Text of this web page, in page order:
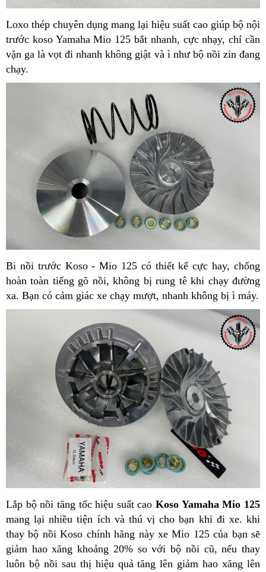
Loxo thép chuyên dụng mang lại hiệu suất cao giúp bộ nội
trước koso Yamaha Mio 125 bắt nhanh, cực nhạy, chỉ cần
vặn ga là vọt đi nhanh không giật và ì như bộ nồi zin đang
chạy.
Bi nồi trước Koso - Mio 125 có thiết kế cực hay, chống
hoàn toàn tiếng gõ nồi, không bị rung tê khi chạy đường
xa. Bạn có cảm giác xe chạy mượt, nhanh không bị ì máy.
Lắp bộ nồi tăng tốc hiệu suất caoKoso Yamaha Mio 125
mang lại nhiều tiện ích và thú vị cho bạn khi đi xe. khi
thay bộ nồi Koso chính hãng này xe Mio 125 của bạn sẽ
giảm hao xăng khoảng 20% so với bộ nồi cũ, nếu thay
luôn bộ nồi sau thị hiệu quả tăng lên giảm hao xăng lên